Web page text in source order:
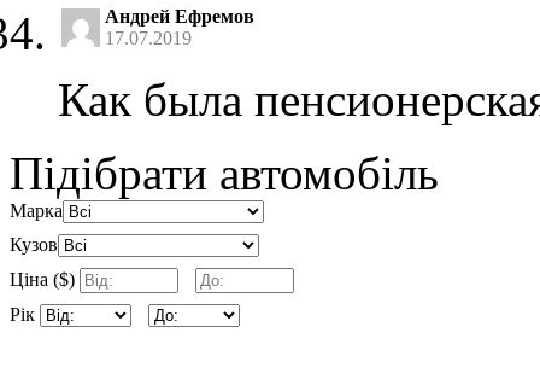
Андрей Ефремов
17.07.2019
Как была
Підібрати автомобіль
Марка
Кузов
Ціна ($)
Рік